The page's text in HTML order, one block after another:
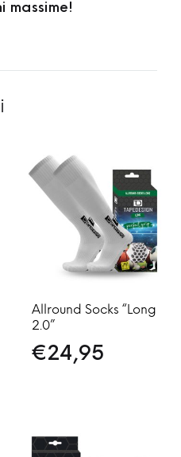
massime!
Allround Socks “Long
2.0”
€24,95